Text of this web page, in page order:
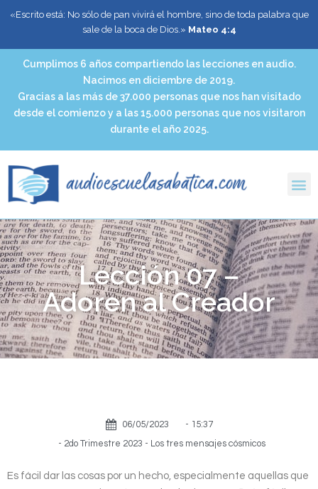
«Escrito está: No sólo de pan vivirá el hombre, sino de toda palabra que
sale de la boca de Dios.» Mateo 4:4
Cumplimos 6 años compartiendo las lecciones en audio.
Nacimos en diciembre de 2019.
Gracias a las más de 37.000 personas que nos han visitado
desde el comienzo y a las 15.000 personas que nos visitaron
durante el año 2025.
Lección 07 –
Adoren al Creador
06/05/2023 - 15:37
- 2do Trimestre 2023 - Los tres mensajes cósmicos
Es fácil dar las cosas por un hecho, especialmente aquellas que